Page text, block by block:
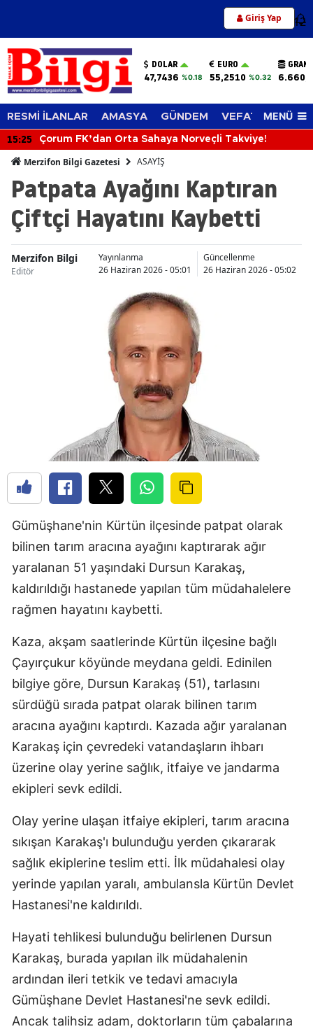
Giriş Yap 12
DOLAR
47,7436 %0.18
EURO
55,2510 %0.32
RESMİ İLANLAR AMASYA GÜNDEM VEFAT EDENLER
MENÜ
15:25 Çorum FK’dan Orta Sahaya Norveçli Takviye!
Merzifon Bilgi Gazetesi ASAYİŞ
Patpata Ayağını Kaptıran
Çiftçi Hayatını Kaybetti
Merzifon Bilgi
Editör
Yayınlanma
26 Haziran 2026 - 05:01
Güncellenme
26 Haziran 2026 - 05:02
Gümüşhane'nin Kürtün ilçesinde patpat olarak
bilinen tarım aracına ayağını kaptırarak ağır
yaralanan 51 yaşındaki Dursun Karakaş,
kaldırıldığı hastanede yapılan tüm müdahalelere
rağmen hayatını kaybetti.
Kaza, akşam saatlerinde Kürtün ilçesine bağlı
Çayırçukur köyünde meydana geldi. Edinilen
bilgiye göre, Dursun Karakaş (51), tarlasını
sürdüğü sırada patpat olarak bilinen tarım
aracına ayağını kaptırdı. Kazada ağır yaralanan
Karakaş için çevredeki vatandaşların ihbarı
üzerine olay yerine sağlık, itfaiye ve jandarma
ekipleri sevk edildi.
Olay yerine ulaşan itfaiye ekipleri, tarım aracına
sıkışan Karakaş'ı bulunduğu yerden çıkararak
sağlık ekiplerine teslim etti. İlk müdahalesi olay
yerinde yapılan yaralı, ambulansla Kürtün Devlet
Hastanesi'ne kaldırıldı.
Hayati tehlikesi bulunduğu belirlenen Dursun
Karakaş, burada yapılan ilk müdahalenin
ardından ileri tetkik ve tedavi amacıyla
Gümüşhane Devlet Hastanesi'ne sevk edildi.
Ancak talihsiz adam, doktorların tüm çabalarına